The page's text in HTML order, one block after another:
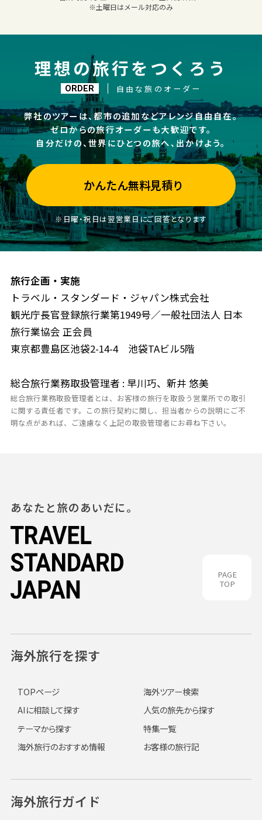
※土曜日はメール対応のみ
理想の旅行をつくろう
ORDER 自由な旅のオーダー
弊社のツアーは、都市の追加などアレンジ自由自在。
ゼロからの旅行オーダーも大歓迎です。
自分だけの、世界にひとつの旅へ、出かけよう。
かんたん無料見積り
※日曜・祝日は翌営業日にご回答となります
旅行企画・実施
トラベル・スタンダード・ジャパン株式会社
観光庁長官登録旅行業第1949号／一般社団法人 日本
旅行業協会 正会員
東京都豊島区池袋2-14-4 池袋TAビル5階
総合旅行業務取扱管理者 : 早川巧、新井 悠美
総合旅行業務取扱管理者とは、お客様の旅行を取扱う営業所での取引
に関する責任者です。この旅行契約に関し、担当者からの説明にご不
明な点があれば、ご遠慮なく上記の取扱管理者にお尋ね下さい。
PAGE
TOP
あなたと旅のあいだに。
海外旅行を探す
TOPページ
海外ツアー検索
AIに相談して探す
人気の旅先から探す
テーマから探す
特集一覧
海外旅行のおすすめ情報
お客様の旅行記
海外旅行ガイド